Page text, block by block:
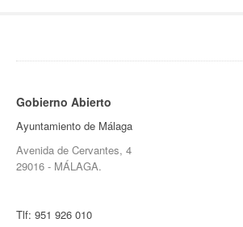
Gobierno Abierto
Ayuntamiento de Málaga
Avenida de Cervantes, 4
29016 - MÁLAGA.
Tlf: 951 926 010